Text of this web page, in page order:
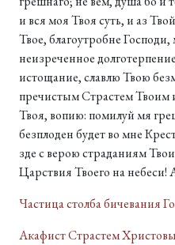
и вся моя Твоя суть, и аз
Твое, благоутробне
неизреченное
истощание, славлю Твою
пречистым Страстем Твоим
Твоя, вопию: помилуй мя
безплоден будет во мне
зде с верою страданиям
Царствия Твоего на небеси!
Частица столба бичевания
Акафист Страстем